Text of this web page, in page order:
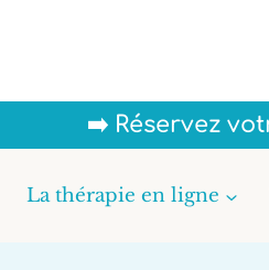
➡️ Réservez
La thérapie en ligne